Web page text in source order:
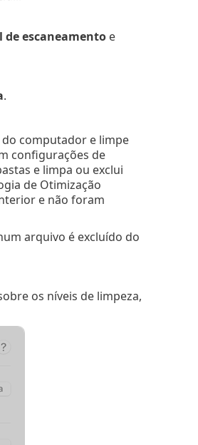
de escaneamentoe
.
computador e limpe
configurações de
e limpa ou exclui
de Otimização
e não foram
arquivo é excluído do
os níveis de limpeza,